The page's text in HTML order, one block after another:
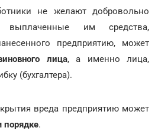
не желают добровольно
выплаченные им средства,
предприятию, может
лица, а именно лица,
(бухгалтера).
вреда предприятию может
порядке.